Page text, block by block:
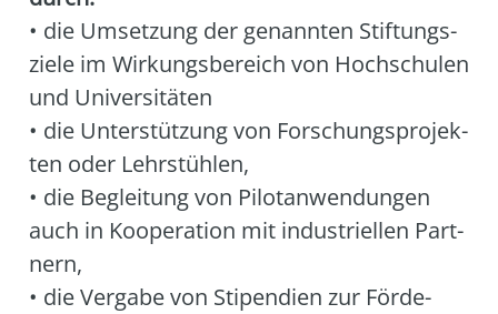
• die Umset­zung der genann­ten Stif­tungs­
zie­le im Wir­kungs­be­reich von Hoch­schu­len
und Uni­ver­si­tä­ten
• die Unter­stüt­zung von For­schungs­pro­jek­
ten oder Lehr­stüh­len,
• die Beglei­tung von Pilo­t­an­wen­dun­gen
auch in Koope­ra­ti­on mit indus­tri­el­len Part­
nern,
• die Ver­ga­be von Sti­pen­di­en zur För­de­